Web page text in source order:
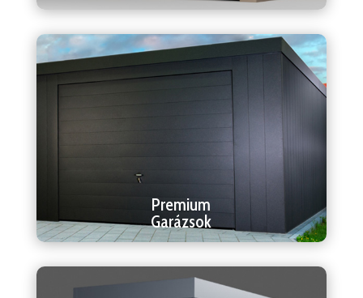
Premium
Garázsok